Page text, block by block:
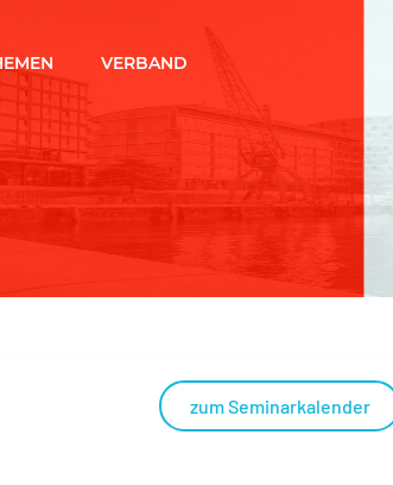
VERBAND
zum Seminarkalender